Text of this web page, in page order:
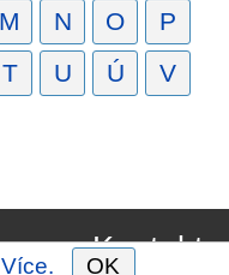
M N O
P
T U Ú
V
Kontakt
Více. OK